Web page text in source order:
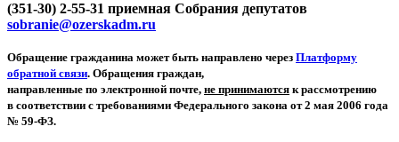
(351-30) 2-55-31 приемная Собрания депутатов
sobranie@ozerskadm.ru
Обращение гражданина может быть направлено через Платформу
обратной связи. Обращения граждан,
направленные по электронной почте, не принимаются к рассмотрению
в соответствии с требованиями Федерального закона от 2 мая 2006 года
№ 59-ФЗ.